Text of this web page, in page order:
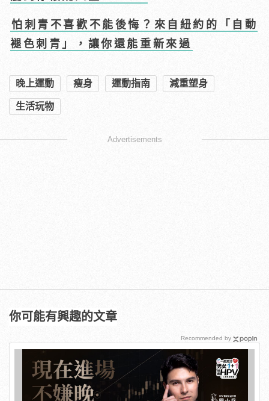
怕刺青不喜歡不能後悔？來自紐約的「自動
褪色刺青」，讓你還能重新來過
晚上運動 瘦身 運動指南 減重塑身
生活玩物
Advertisements
你可能有興趣的文章
Recommended by